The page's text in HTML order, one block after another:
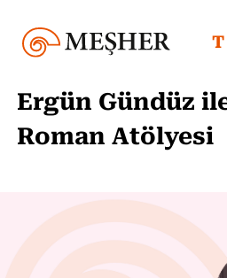
Ergün Gündüz
Roman Atölyesi